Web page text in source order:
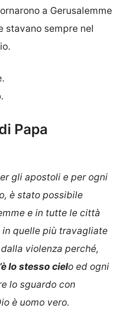
a Gerusalemme
stavano sempre nel
Papa
gli apostoli e per ogni
è stato possibile
e in tutte le città
in quelle più travagliate
violenza perché,
lo stesso cielo ed ogni
lo sguardo con
è uomo vero.